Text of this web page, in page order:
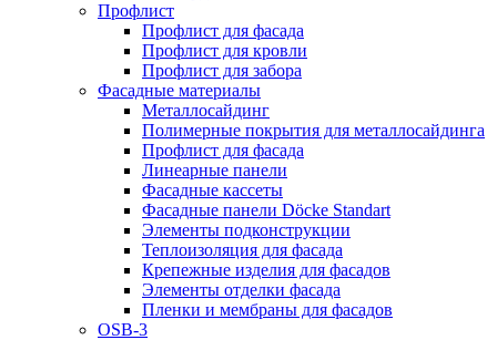
Профлист
Профлист для фасада
Профлист для кровли
Профлист для забора
Фасадные материалы
Металлосайдинг
Полимерные покрытия для металлосайдинга
Профлист для фасада
Линеарные панели
Фасадные кассеты
Фасадные панели Döcke Standart
Элементы подконструкции
Теплоизоляция для фасада
Крепежные изделия для фасадов
Элементы отделки фасада
Пленки и мембраны для фасадов
OSB-3